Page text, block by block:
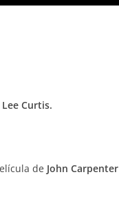
Lee Curtis.
de John Carpenter